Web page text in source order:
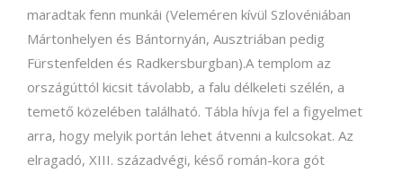
maradtak fenn munkái (Veleméren kívül Szlovéniában
Mártonhelyen és Bántornyán, Ausztriában pedig
Fürstenfelden és Radkersburgban).A templom az
országúttól kicsit távolabb, a falu délkeleti szélén, a
temető közelében található. Tábla hívja fel a figyelmet
arra, hogy melyik portán lehet átvenni a kulcsokat. Az
elragadó, XIII. századvégi, késő román-kora gót